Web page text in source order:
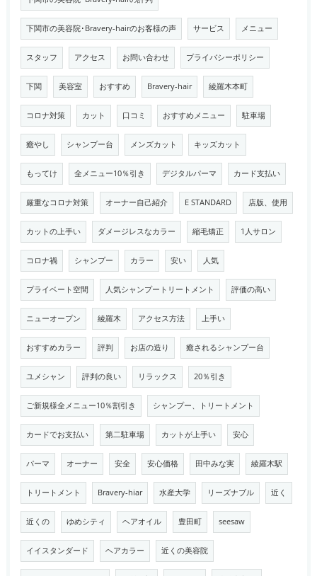
下関市の美容院･Bravery-hairのお客様の声 サービス メニュー
スタッフ アクセス お問い合わせ プライバシーポリシー
下関 美容室 おすすめ Bravery-hair 綾羅木本町
コロナ対策 カット 口コミ おすすめメニュー 駐車場
癒やし シャンプー台 メンズカット キッズカット
もってけ 全メニュー10％引き デジタルパーマ カード支払い
厳重なコロナ対策 オーナー自己紹介 E STANDARD 店版、使用
カットの上手い ダメージレスなカラー 縮毛矯正 1人サロン
コロナ禍 シャンプー カラー 安い 人気
プライベート空間 人気シャンプートリートメント 評価の高い
ニューオープン 綾羅木 アクセス方法 上手い
おすすめカラー 評判 お店の造り 癒されるシャンプー台
ユメシャン 評判の良い リラックス 20％引き
ご新規様全メニュー10％割引き シャンプー、トリートメント
カードでお支払い 第二駐車場 カットが上手い 安心
パーマ オーナー 安全 安心価格 田中みな実 綾羅木駅
トリートメント Bravery-hiar 水産大学 リーズナブル 近く
近くの ゆめシティ ヘアオイル 豊田町 seesaw
イイスタンダード ヘアカラー 近くの美容院